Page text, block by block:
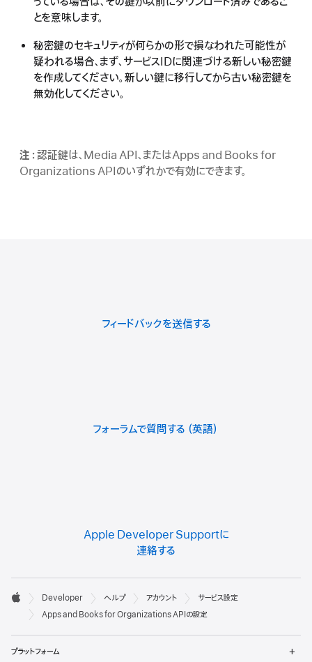
とを意味します。
秘密鍵のセキュリティが何らかの形で損なわれた可能性が
疑われる場合、まず、サービスIDに関連づける新しい秘密鍵
を作成してください。新しい鍵に移行してから古い秘密鍵を
無効化してください。
注：認証鍵は、Media API、またはApps and Books for
Organizations APIのいずれかで有効にできます。
フィードバックを送信する
フォーラムで質問する
Apple Developer Supportに
連絡する
デ
ロ

Apple
Developer ヘルプ アカウント
サービス設定
Apps and Books for Organizations APIの設定
プラットフォーム